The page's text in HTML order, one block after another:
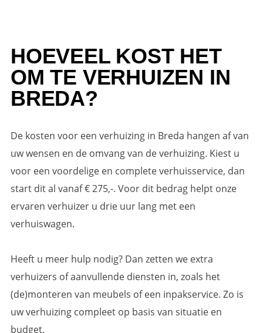
HOEVEEL KOST HET
OM TE VERHUIZEN IN
BREDA?
De kosten voor een verhuizing in Breda hangen af van
uw wensen en de omvang van de verhuizing. Kiest u
voor een voordelige en complete verhuisservice, dan
start dit al vanaf € 275,-. Voor dit bedrag helpt onze
ervaren verhuizer u drie uur lang met een
verhuiswagen.
Heeft u meer hulp nodig? Dan zetten we extra
verhuizers of aanvullende diensten in, zoals het
(de)monteren van meubels of een inpakservice. Zo is
uw verhuizing compleet op basis van situatie en
budget.